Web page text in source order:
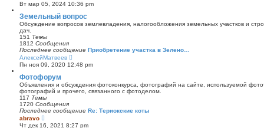
б
е
н
ю
е
н
е
у
с
о
о
б
е
н
и
ю
р
е
й
т
к
п
о
с
л
д
н
е
м
у
с
о
о
Вт мар 05, 2024 10:36 pm
Земельный вопрос
Обсуждение вопросов землевладения, налогообложения земельных участков и
дач.
151 Темы
1812 Сообщения
Последнее сообщение Приобретение участка в Зелено…
АлексейМатвеев
е
р
т
и
о
Пн ноя 09, 2020 12:48 pm
Фотофорум
Объявления и обсуждения фотоконкурса, фотографий на сайте, используемой
фотографий и прочего, связанного с фотоделом.
117 Темы
1720 Сообщения
Последнее сообщение Re: Териокские коты
abravo
е
Чт дек 16, 2021 8:27 pm